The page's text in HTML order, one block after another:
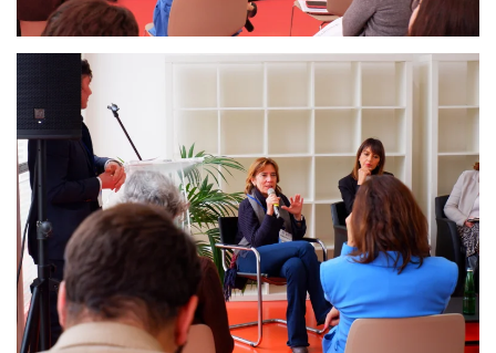
Ingrandisci